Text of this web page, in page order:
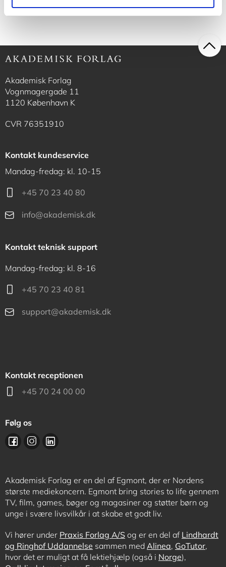
Akademisk Forlag
Vognmagergade 11
1120 København K
CVR 76351910
Kontakt kundeservice
Mandag-fredag: kl. 10-15
+45 70 23 40 80
info@akademisk.dk
Kontakt teknisk support
Mandag-fredag: kl. 8-16
+45 70 23 40 81
support@akademisk.dk
Kontakt receptionen
+45 70 24 00 00
Følg os
Akademisk Forlag er en del af Egmont, der er Nordens
største mediekoncern. Egmont bring stories to life gennem
TV, film, games, bøger og magasiner og støtter børn og
unge i svære livsvilkår i at skabe et godt liv.
Vi hører under Praxis Forlag A/S og er en del af Lindhardt
og Ringhof Uddannelse sammen med Alinea, GoTutor,
hvor det er muligt at få lektiehjælp (også i Norge),